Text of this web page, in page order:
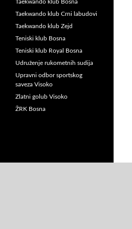
Taekwando klub Bosna
Taekwando klub Crni labudovi
Taekwando klub Zejd
Teniski klub Bosna
Teniski klub Royal Bosna
Udruženje rukometnih sudija
Upravni odbor sportskog
saveza Visoko
Zlatni golub Visoko
ŽRK Bosna